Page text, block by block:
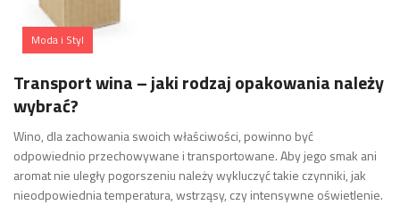
Moda i Styl
Transport wina – jaki rodzaj opakowania należy
wybrać?
Wino, dla zachowania swoich właściwości, powinno być
odpowiednio przechowywane i transportowane. Aby jego smak ani
aromat nie uległy pogorszeniu należy wykluczyć takie czynniki, jak
nieodpowiednia temperatura, wstrząsy, czy intensywne oświetlenie.